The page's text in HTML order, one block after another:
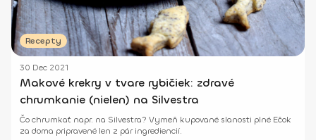
Recepty
30 Dec 2021
Makové krekry v tvare rybičiek: zdravé
chrumkanie (nielen) na Silvestra
Čo chrumkať napr. na Silvestra? Vymeň kupované slanosti plné Ečok
za doma pripravené len z pár ingrediencií.